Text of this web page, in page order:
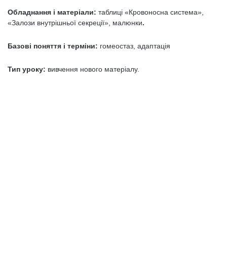
Обладнання і матеріали: таблиці «Кровоносна система»,
«Залози внутрішньої секреції», малюнки.
Базові поняття і терміни: гомеостаз, адаптація
Тип уроку: вивчення нового матеріалу.